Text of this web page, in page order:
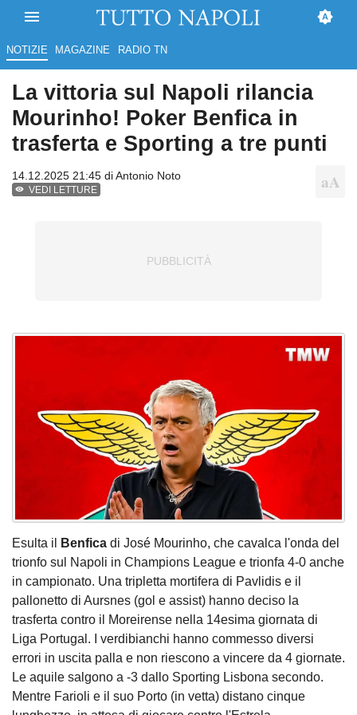
NOTIZIE MAGAZINE RADIO TN
La vittoria sul Napoli rilancia
Mourinho! Poker Benfica in
trasferta e Sporting a tre punti
14.12.2025 21:45 diAntonio Noto
VEDI LETTURE
Esulta il Benfica di José Mourinho, che cavalca l'onda del
trionfo sul Napoli in Champions League e trionfa 4-0 anche
in campionato. Una tripletta mortifera di Pavlidis e il
pallonetto di Aursnes (gol e assist) hanno deciso la
trasferta contro il Moreirense nella 14esima giornata di
Liga Portugal. I verdibianchi hanno commesso diversi
errori in uscita palla e non riescono a vincere da 4 giornate.
Le aquile salgono a -3 dallo Sporting Lisbona secondo.
Mentre Farioli e il suo Porto (in vetta) distano cinque